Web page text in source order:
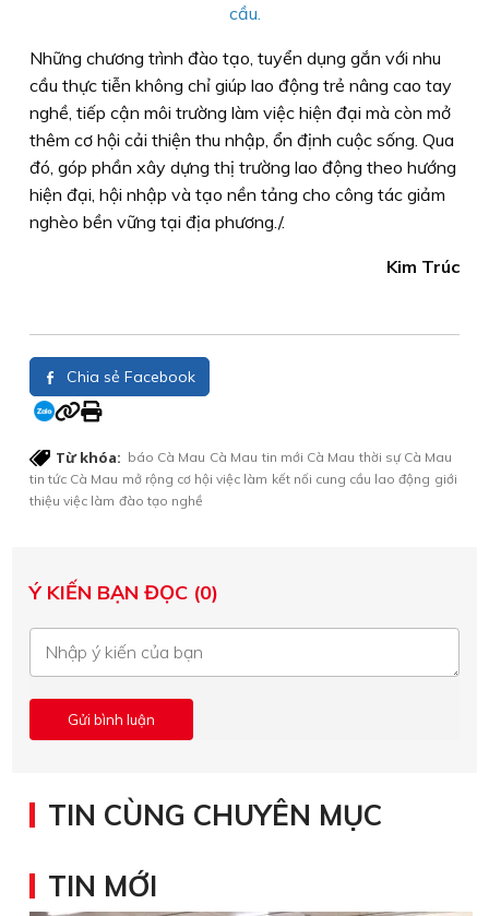
cầu.
Những chương trình đào tạo, tuyển dụng gắn với nhu
cầu thực tiễn không chỉ giúp lao động trẻ nâng cao tay
nghề, tiếp cận môi trường làm việc hiện đại mà còn mở
thêm cơ hội cải thiện thu nhập, ổn định cuộc sống. Qua
đó, góp phần xây dựng thị trường lao động theo hướng
hiện đại, hội nhập và tạo nền tảng cho công tác giảm
nghèo bền vững tại địa phương./.
Kim Trúc
Chia sẻ Facebook
Từ khóa: báo Cà Mau Cà Mau tin mới Cà Mau thời sự Cà Mau
tin tức Cà Mau mở rộng cơ hội việc làm kết nối cung cầu lao động giới
thiệu việc làm đào tạo nghề
Ý KIẾN BẠN ĐỌC (0)
TIN CÙNG CHUYÊN MỤC
TIN MỚI